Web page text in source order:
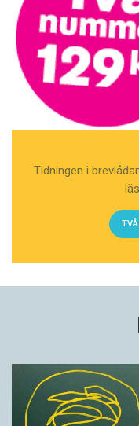
Tidningen i